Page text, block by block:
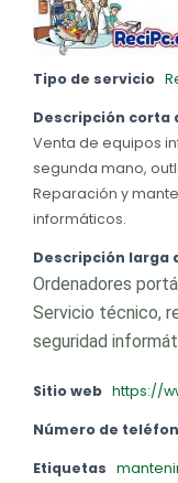
Tipo de servicio
Descripción corta
Venta de equipos
segunda mano,
Reparación y
informáticos.
Descripción larga
Ordenadores
Servicio técnico,
seguridad
Sitio web https://
Número de
Etiquetas